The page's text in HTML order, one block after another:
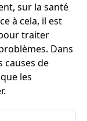
sur la santé
à cela, il est
traiter
Dans
causes de
les